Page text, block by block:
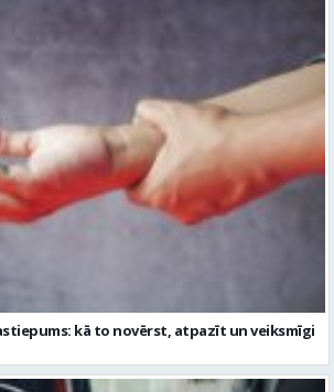
kā to novērst, atpazīt un veiksmīgi